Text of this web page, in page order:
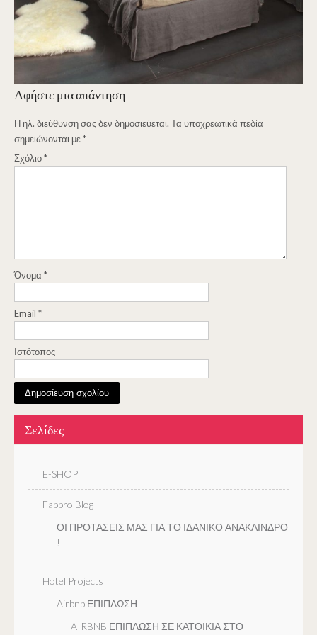
Αφήστε μια απάντηση
Η ηλ. διεύθυνση σας δεν δημοσιεύεται. Τα υποχρεωτικά πεδία
σημειώνονται με*
Σχόλιο*
Όνομα *
Email *
Ιστότοπος
Σελίδες
E-SHOP
Fabbro Blog
ΟΙ ΠΡΟΤΑΣΕΙΣ ΜΑΣ ΓΙΑ ΤΟ ΙΔΑΝΙΚΟ ΑΝΑΚΛΙΝΔΡΟ
!
Hotel Projects
Airbnb ΕΠΙΠΛΩΣΗ
AIRBNB ΕΠΙΠΛΩΣΗ ΣΕ ΚΑΤΟΙΚΙΑ ΣΤΟ